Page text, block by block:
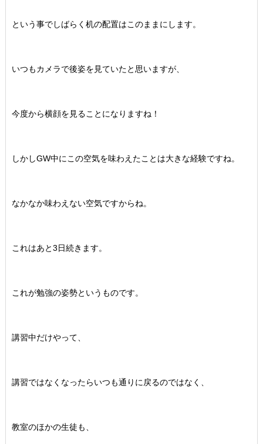
という事でしばらく机の配置はこのままにします。
いつもカメラで後姿を見ていたと思いますが、
今度から横顔を見ることになりますね！
しかしGW中にこの空気を味わえたことは大きな経験ですね。
なかなか味わえない空気ですからね。
これはあと3日続きます。
これが勉強の姿勢というものです。
講習中だけやって、
講習ではなくなったらいつも通りに戻るのではなく、
教室のほかの生徒も、